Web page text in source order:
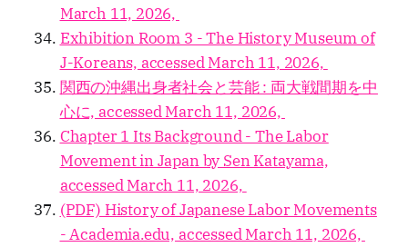
March 11, 2026,
Exhibition Room 3 - The History Museum of
J-Koreans, accessed March 11, 2026,
関西の沖縄出身者社会と芸能 : 両大戦間期を中
心に, accessed March 11, 2026,
Chapter 1 Its Background - The Labor
Movement in Japan by Sen Katayama,
accessed March 11, 2026,
(PDF) History of Japanese Labor Movements
- Academia.edu, accessed March 11, 2026,